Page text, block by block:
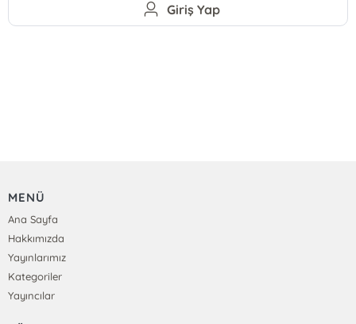
Giriş Yap
MENÜ
Ana Sayfa
Hakkımızda
Yayınlarımız
Kategoriler
Yayıncılar